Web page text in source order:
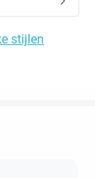
stijlen